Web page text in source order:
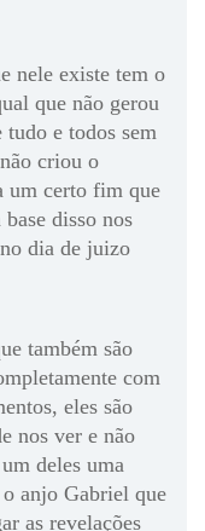
nele existe tem o
que não gerou
e todos sem
criou o
um certo fim que
disso nos
dia de juizo
também são
com
eles são
nos ver e não
deles uma
anjo Gabriel que
as revelações